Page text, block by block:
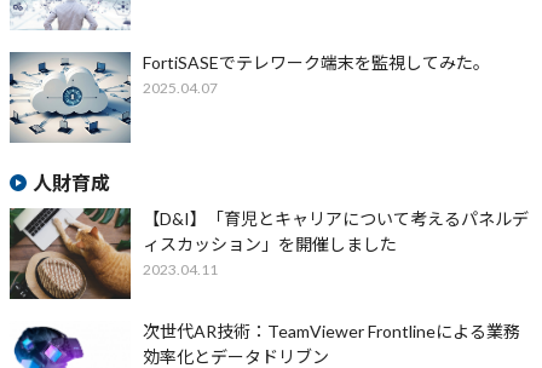
FortiSASEでテレワーク端末を監視してみた。
2025.04.07
人財育成
【D&I】「育児とキャリアについて考えるパネルデ
ィスカッション」を開催しました
2023.04.11
次世代AR技術：TeamViewer Frontlineによる業務
効率化とデータドリブン